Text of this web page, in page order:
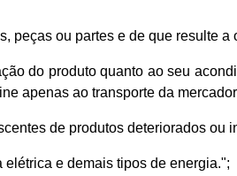
peças ou partes e de que resulte
do produto quanto ao seu
apenas ao transporte da
de produtos deteriorados
e demais tipos de energia.";